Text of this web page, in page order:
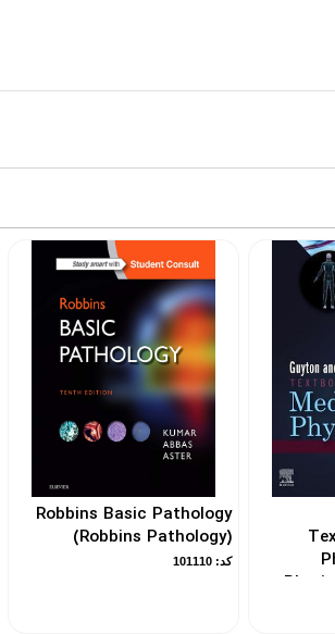
Robbins Basic Pathology
(Robbins Pathology)
کد: 101110